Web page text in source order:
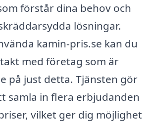
förstår dina behov och
lösningar.
kamin-pris.se kan du
med företag som är
på just detta. Tjänsten gör
samla in flera erbjudanden
vilket ger dig möjlighet